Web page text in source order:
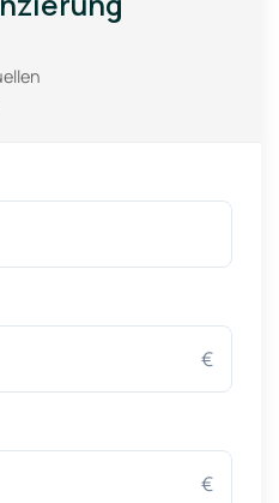
und Unternehmen, die
€
€